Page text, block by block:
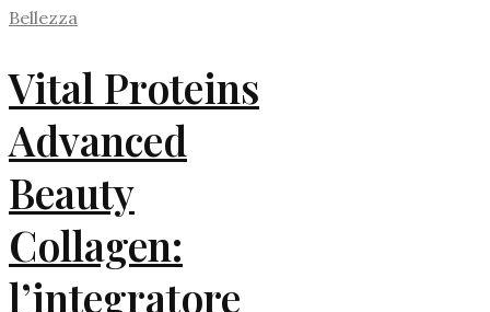
Bellezza
Vital Proteins
Advanced
Beauty
Collagen:
l’integratore